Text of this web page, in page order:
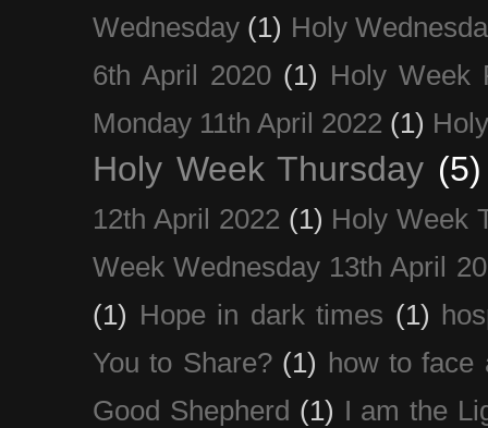
Wednesday (1) Holy
6th April 2020 (1) Holy Week
Monday 11th April 2022 (1)
Holy Week Thursday (5)
12th April 2022 (1) Holy Week
Week Wednesday 13th April
(1) Hope in dark times (1)
You to Share? (1) how to face
Good Shepherd (1) I am the